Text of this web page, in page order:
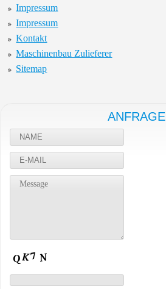
Impressum
Impressum
Kontakt
Maschinenbau Zulieferer
Sitemap
ANFRAGE